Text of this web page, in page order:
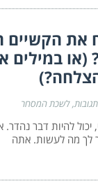
את הקשיים
במילים
לשכת המסחר
יכול להיות דבר
לך מה לעשות. אתה